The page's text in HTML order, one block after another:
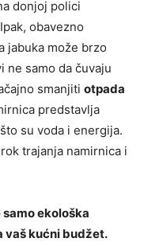
donjoj polici
obavezno
jabuka može brzo
ne samo da čuvaju
smanjiti otpada
predstavlja
su voda i energija.
trajanja namirnica i
ekološka
vaš kućni budžet.